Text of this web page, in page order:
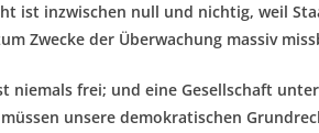
ist inzwischen null und nichtig, weil
Zwecke der Überwachung massiv
niemals frei; und eine Gesellschaft
unsere demokratischen